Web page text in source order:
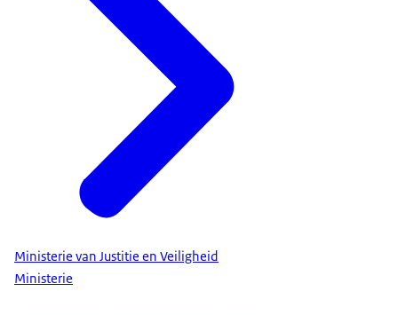
Ministerie van Justitie en Veiligheid
Ministerie